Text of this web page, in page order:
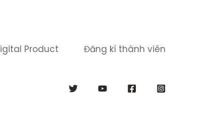
Product Đăng kí thành viên